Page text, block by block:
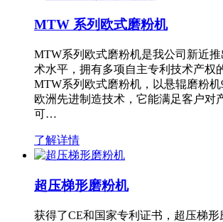
MTW 系列欧式磨粉机
MTW系列欧式磨粉机是我公司新近
术水平，拥有多项自主专利技术产
MTW系列欧式磨粉机，以悬辊磨粉机
欧洲先进制造技术，它能满足客户对
可…
了解详情
超压梯形磨粉机
获得了CE和国家专利证书，超压梯形